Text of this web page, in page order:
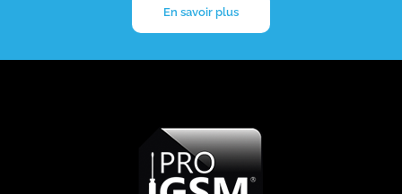
En savoir plus